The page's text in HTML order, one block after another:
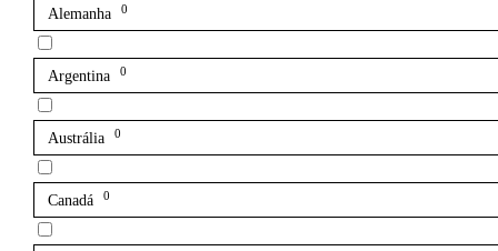
Alemanha 0
Argentina 0
Austrália 0
Canadá 0